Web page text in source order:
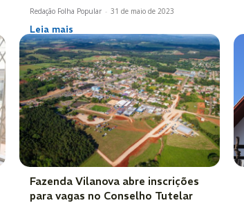
Redação Folha Popular - 31 de maio de 2023
Leia mais
Fazenda Vilanova abre inscrições
para vagas no Conselho Tutelar